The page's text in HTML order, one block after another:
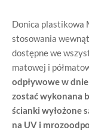
Donica plastikowa
stosowania
dostępne we
matowej i
odpływowe w
zostać wykonana
ścianki wyłożone
na UV i